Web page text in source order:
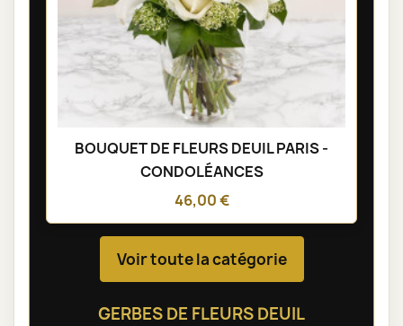
BOUQUET DE FLEURS DEUIL PARIS -
CONDOLÉANCES
46,00 €
Voir toute la catégorie
GERBES DE FLEURS DEUIL